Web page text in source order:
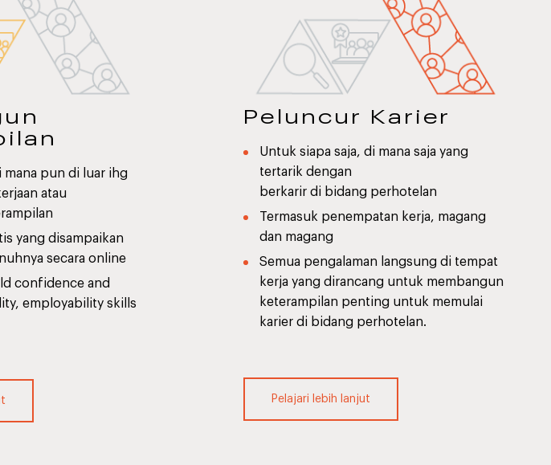
mana pun di luar ihg
atau
yang disampaikan
secara online
confidence and
employability skills
Peluncur Karier
Untuk siapa saja, di mana saja yang
tertarik dengan
berkarir di bidang perhotelan
Termasuk penempatan kerja, magang
dan magang
Semua pengalaman langsung di tempat
kerja yang dirancang untuk membangun
keterampilan penting untuk memulai
karier di bidang perhotelan.
Pelajari lebih lanjut